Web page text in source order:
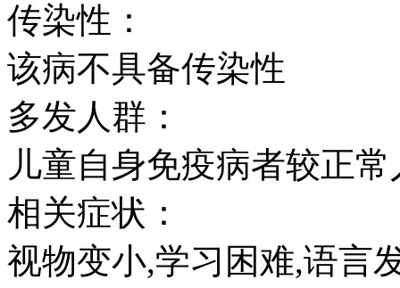
传染性：
该病不具备传染性
多发人群：
儿童自身免疫病者较正
相关症状：
视物变小,学习困难,语言